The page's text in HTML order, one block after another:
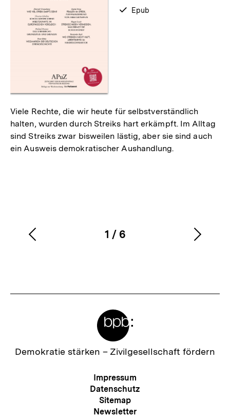
verfügbar
Epub
Viele Rechte, die wir heute für selbstverständlich
halten, wurden durch Streiks hart erkämpft. Im Alltag
sind Streiks zwar bisweilen lästig, aber sie sind auch
ein Ausweis demokratischer Aushandlung.
Karussellinhalt
1
von
/ 6
Vorherigen
Zur
Demokratie stärken – Zivilgesellschaft fördern
Meta-
Navigation
Impressum
Datenschutz
Sitemap
Newsletter